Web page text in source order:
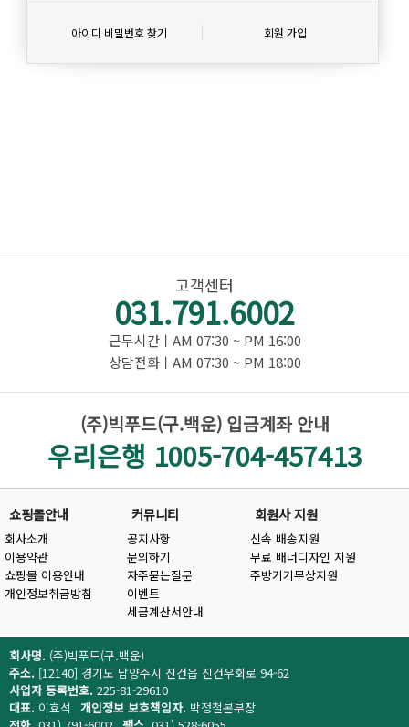
아이디 비밀번호 찾기 회원 가입
고객센터
031.791.6002
근무시간ㅣAM 07:30 ~ PM 16:00
상담전화ㅣAM 07:30 ~ PM 18:00
(주)빅푸드(구.백운) 입금계좌 안내
우리은행 1005-704-457413
쇼핑몰안내
회사소개
이용약관
쇼핑몰 이용안내
개인정보취급방침
커뮤니티
공지사항
문의하기
자주묻는질문
이벤트
세금계산서안내
회원사 지원
신속 배송지원
무료 배너디자인 지원
주방기기무상지원
회사명. (주)빅푸드(구.백운)
주소. [12140] 경기도 남양주시 진건읍 진건우회로 94-62
사업자 등록번호. 225-81-29610
대표. 이효석 개인정보 보호책임자. 박정철본부장